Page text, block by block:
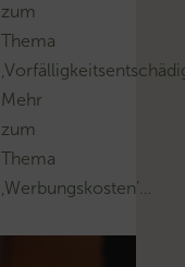
zum
Thema
Mehr
zum
Thema
‚Werbungskosten’…